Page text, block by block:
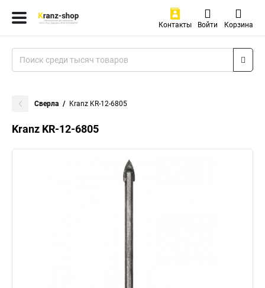
Контакты Войти Корзина
Сверла Kranz KR-12-6805
Kranz KR-12-6805